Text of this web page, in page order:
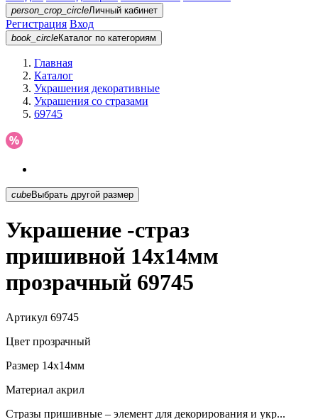
person_crop_circleЛичный кабинет
Регистрация Вход
book_circleКаталог по категориям
Главная
Каталог
Украшения декоративные
Украшения со стразами
69745
cubeВыбрать другой размер
Украшение -страз
пришивной 14х14мм
прозрачный 69745
Артикул 69745
Цвет прозрачный
Размер 14х14мм
Материал акрил
Стразы пришивные – элемент для декорирования и укр...